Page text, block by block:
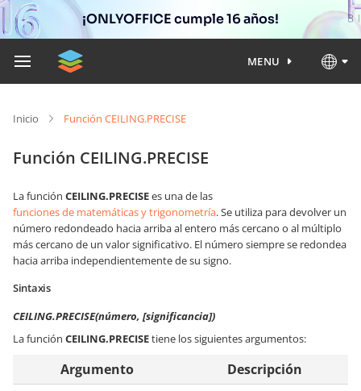
¡ONLYOFFICE cumple 16 años!
MENU
Inicio Función CEILING.PRECISE
Función CEILING.PRECISE
La función CEILING.PRECISEes una de las
funciones de matemáticas y trigonometría. Se utiliza para devolver un
número redondeado hacia arriba al entero más cercano o al múltiplo
más cercano de un valor significativo. El número siempre se redondea
hacia arriba independientemente de su signo.
Sintaxis
CEILING.PRECISE(número, [significancia])
La función CEILING.PRECISEtiene los siguientes argumentos:
Argumento Descripción